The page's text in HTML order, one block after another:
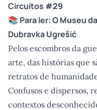
Circuitos #29
📚 Para ler:O Museu
Dubravka Ugrešić
Pelos escombros da
arte, das histórias que
retratos de
Confusos e dispersos,
contextos